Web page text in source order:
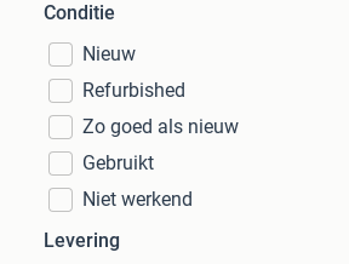
Conditie
Nieuw
Refurbished
Zo goed als nieuw
Gebruikt
Niet werkend
Levering